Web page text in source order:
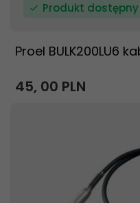
Produkt
Proel BULK200LU6
45, 00 PLN